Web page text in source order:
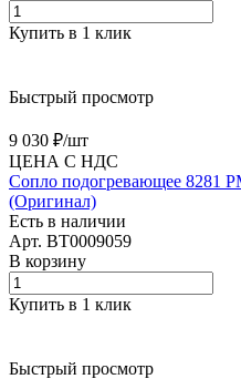
Купить в 1 клик
Быстрый просмотр
9 030 ₽/шт
ЦЕНА С НДС
Сопло подогревающее 8281
(Оригинал)
Есть в наличии
Арт. BT0009059
В корзину
Купить в 1 клик
Быстрый просмотр